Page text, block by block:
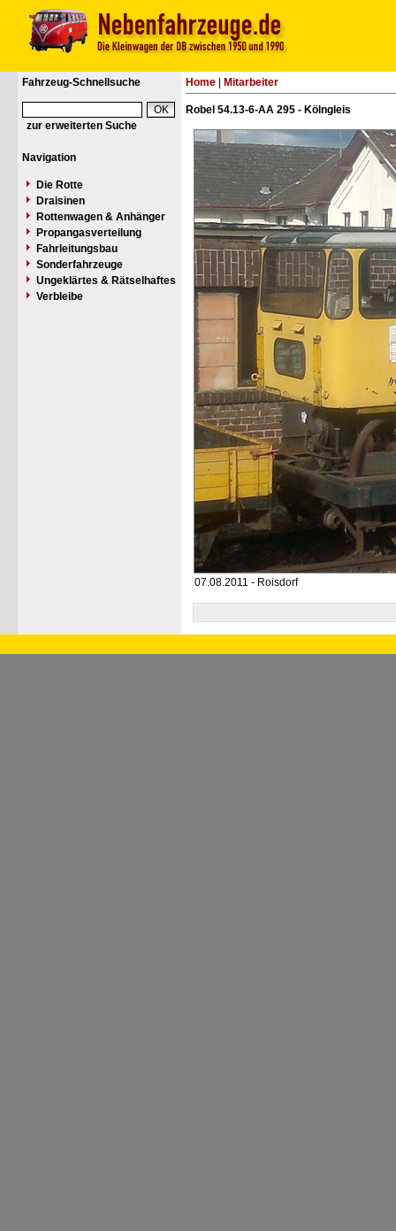
Fahrzeug-Schnellsuche
zur erweiterten Suche
Navigation
Die Rotte
Draisinen
Rottenwagen & Anhänger
Propangasverteilung
Fahrleitungsbau
Sonderfahrzeuge
Ungeklärtes & Rätselhaftes
Verbleibe
Home Mitarbeiter
Robel 54.13-6-AA 295 - Kölngleis
07.08.2011 - Roisdorf